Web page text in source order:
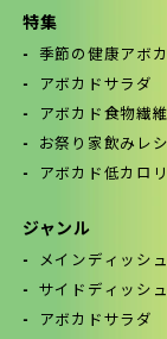
特集
季節の健康アボ
アボカドサラダ
アボカド食物繊
お祭り家飲みレ
アボカド低カロ
ジャンル
メインディッシュ
サイドディッシュ
アボカドサラダ